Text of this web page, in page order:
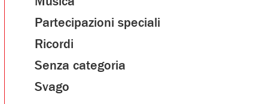
Partecipazioni speciali
Ricordi
Senza categoria
Svago